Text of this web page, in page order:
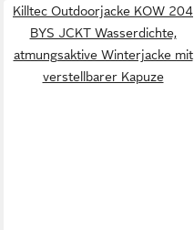
Killtec Outdoorjacke KOW 204
BYS JCKT Wasserdichte,
atmungsaktive Winterjacke mit
verstellbarer Kapuze